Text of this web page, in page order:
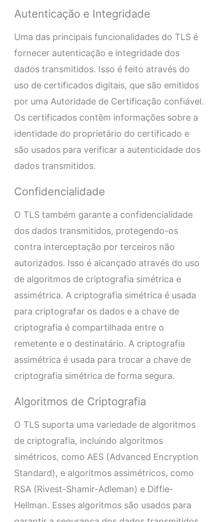
Autenticação e Integridade
Uma das principais funcionalidades do TLS é
fornecer autenticação e integridade dos
dados transmitidos. Isso é feito através do
uso de certificados digitais, que são emitidos
por uma Autoridade de Certificação confiável.
Os certificados contêm informações sobre a
identidade do proprietário do certificado e
são usados para verificar a autenticidade dos
dados transmitidos.
Confidencialidade
O TLS também garante a confidencialidade
dos dados transmitidos, protegendo-os
contra interceptação por terceiros não
autorizados. Isso é alcançado através do uso
de algoritmos de criptografia simétrica e
assimétrica. A criptografia simétrica é usada
para criptografar os dados e a chave de
criptografia é compartilhada entre o
remetente e o destinatário. A criptografia
assimétrica é usada para trocar a chave de
criptografia simétrica de forma segura.
Algoritmos de Criptografia
O TLS suporta uma variedade de algoritmos
de criptografia, incluindo algoritmos
simétricos, como AES (Advanced Encryption
Standard), e algoritmos assimétricos, como
RSA (Rivest-Shamir-Adleman) e Diffie-
Hellman. Esses algoritmos são usados para